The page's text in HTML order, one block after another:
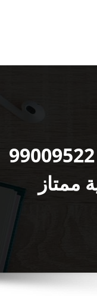
سباك صحي النزهة / 99009522
ممتاز